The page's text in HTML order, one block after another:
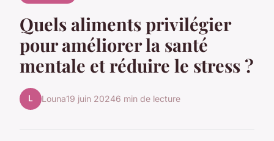
Quels aliments privilégier
pour améliorer la santé
mentale et réduire le stress ?
L Louna19 juin 20246 min de lecture